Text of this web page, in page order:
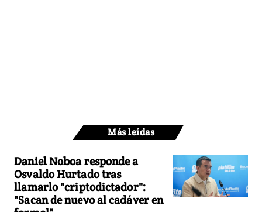
Más leídas
Daniel Noboa responde a
Osvaldo Hurtado tras
llamarlo "criptodictador":
"Sacan de nuevo al cadáver en